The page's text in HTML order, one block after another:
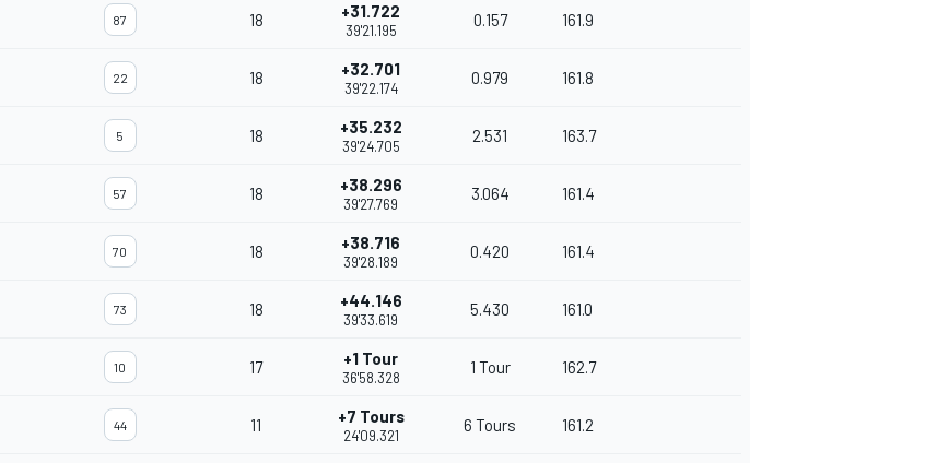
87 18 +31.722
39'21.195
0.157 161.9
22 18 +32.701
39'22.174
0.979 161.8
5 18 +35.232
39'24.705
2.531 163.7
57 18 +38.296
39'27.769
3.064 161.4
70 18 +38.716
39'28.189
0.420 161.4
73 18 +44.146
39'33.619
5.430 161.0
10 17 +1 Tour
36'58.328
1 Tour 162.7
44 11 +7 Tours
24'09.321
6 Tours 161.2